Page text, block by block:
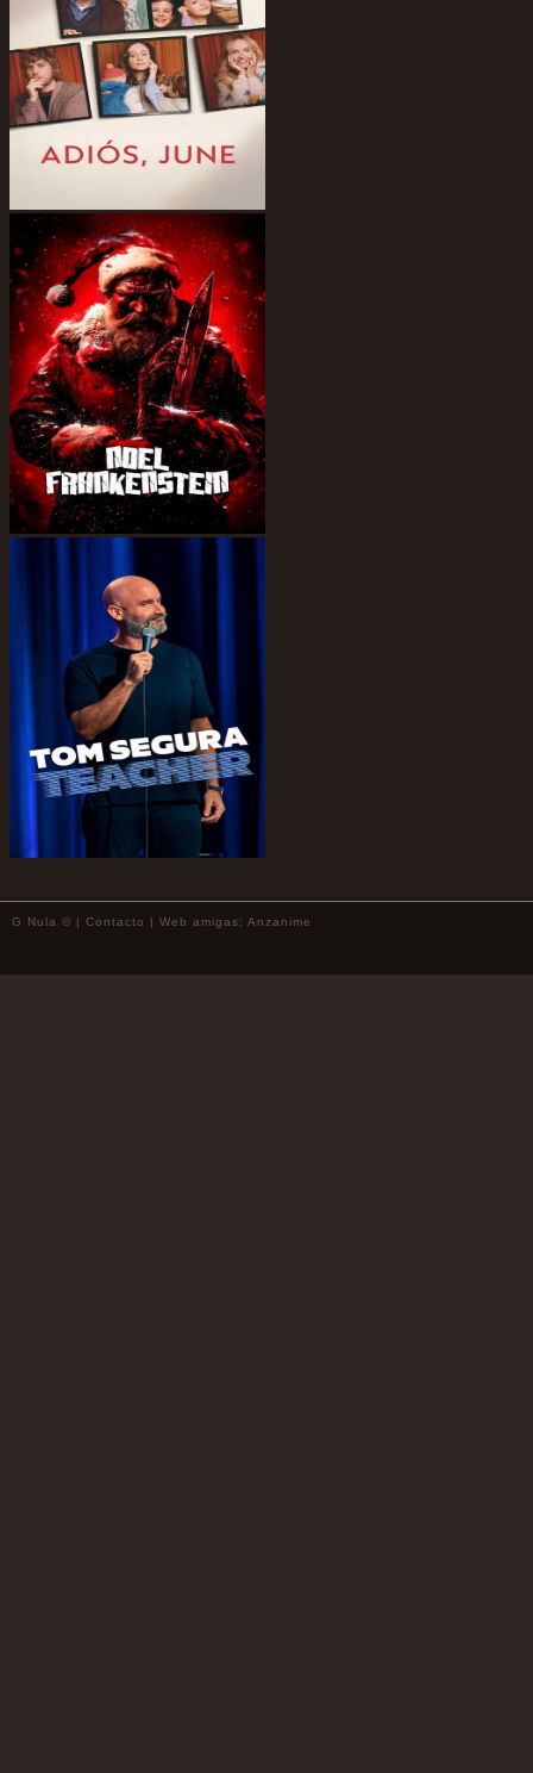
G Nula © | Contacto | Web amigas: Anzanime